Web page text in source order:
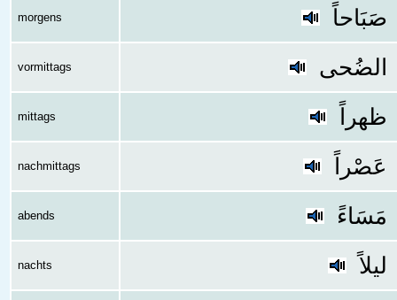
morgens صَبَاحاً
vormittags الضُحى
mittags ظهراً
nachmittags عَصْراً
abends مَسَاءً
nachts ليلاً